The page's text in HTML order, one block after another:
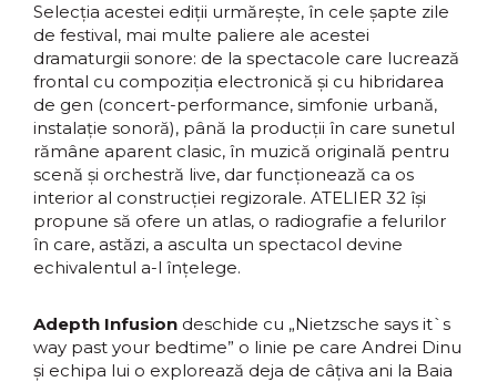
Selecția acestei ediții urmărește, în cele șapte zile
de festival, mai multe paliere ale acestei
dramaturgii sonore: de la spectacole care lucrează
frontal cu compoziția electronică și cu hibridarea
de gen (concert-performance, simfonie urbană,
instalație sonoră), până la producții în care sunetul
rămâne aparent clasic, în muzică originală pentru
scenă și orchestră live, dar funcționează ca os
interior al construcției regizorale. ATELIER 32 își
propune să ofere un atlas, o radiografie a felurilor
în care, astăzi, a asculta un spectacol devine
echivalentul a-l înțelege.
Adepth Infusion deschide cu „Nietzsche says it`s
way past your bedtime” o linie pe care Andrei Dinu
și echipa lui o explorează deja de câțiva ani la Baia